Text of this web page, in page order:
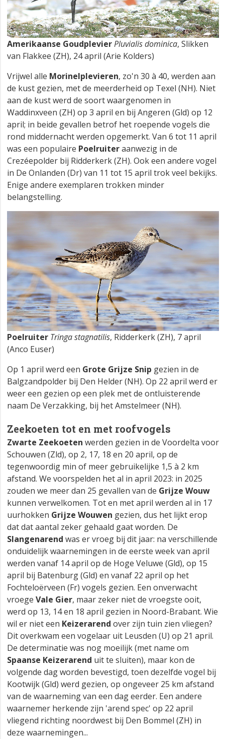
Amerikaanse GoudplevierPluvialis dominica, Slikken
van Flakkee (ZH), 24 april (Arie Kolders)
Vrijwel alle Morinelplevieren, zo'n 30 à 40, werden aan
de kust gezien, met de meerderheid op Texel (NH). Niet
aan de kust werd de soort waargenomen in
Waddinxveen (ZH) op 3 april en bij Angeren (Gld) op 12
april; in beide gevallen betrof het roepende vogels die
rond middernacht werden opgemerkt. Van 6 tot 11 april
was een populaire Poelruiteraanwezig in de
Crezéepolder bij Ridderkerk (ZH). Ook een andere vogel
in De Onlanden (Dr) van 11 tot 15 april trok veel bekijks.
Enige andere exemplaren trokken minder
belangstelling.
Poelruiter Tringa stagnatilis, Ridderkerk (ZH), 7 april
(Anco Euser)
Op 1 april werd een Grote Grijze Snip gezien in de
Balgzandpolder bij Den Helder (NH). Op 22 april werd er
weer een gezien op een plek met de ontluisterende
naam De Verzakking, bij het Amstelmeer (NH).
Zeekoeten tot en met roofvogels
Zwarte Zeekoeten werden gezien in de Voordelta voor
Schouwen (Zld), op 2, 17, 18 en 20 april, op de
tegenwoordig min of meer gebruikelijke 1,5 à 2 km
afstand. We voorspelden het al in april 2023: in 2025
zouden we meer dan 25 gevallen van de Grijze Wouw
kunnen verwelkomen. Tot en met april werden al in 17
uurhokken Grijze Wouwen gezien, dus het lijkt erop
dat dat aantal zeker gehaald gaat worden. De
Slangenarend was er vroeg bij dit jaar: na verschillende
onduidelijk waarnemingen in de eerste week van april
werden vanaf 14 april op de Hoge Veluwe (Gld), op 15
april bij Batenburg (Gld) en vanaf 22 april op het
Fochteloërveen (Fr) vogels gezien. Een onverwacht
vroege Vale Gier, maar zeker niet de vroegste ooit,
werd op 13, 14 en 18 april gezien in Noord-Brabant. Wie
wil er niet een Keizerarend over zijn tuin zien vliegen?
Dit overkwam een vogelaar uit Leusden (U) op 21 april.
De determinatie was nog moeilijk (met name om
Spaanse Keizerarend uit te sluiten), maar kon de
volgende dag worden bevestigd, toen dezelfde vogel bij
Kootwijk (Gld) werd gezien, op ongeveer 25 km afstand
van de waarneming van een dag eerder. Een andere
waarnemer herkende zijn 'arend spec' op 22 april
vliegend richting noordwest bij Den Bommel (ZH) in
deze waarnemingen...